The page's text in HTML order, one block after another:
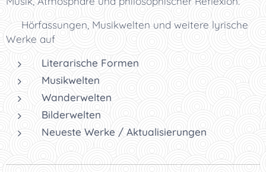
👉 Hörfassungen, Musikwelten und weitere lyrische
Werke auf
Literarische Formen
Musikwelten
Wanderwelten
Bilderwelten
Neueste Werke / Aktualisierungen